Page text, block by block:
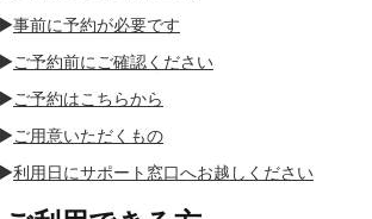
▶事前に予約が必要です
▶ご予約前にご確認ください
▶ご予約はこちらから
▶ご用意いただくもの
▶利用日にサポート窓口へお越しください